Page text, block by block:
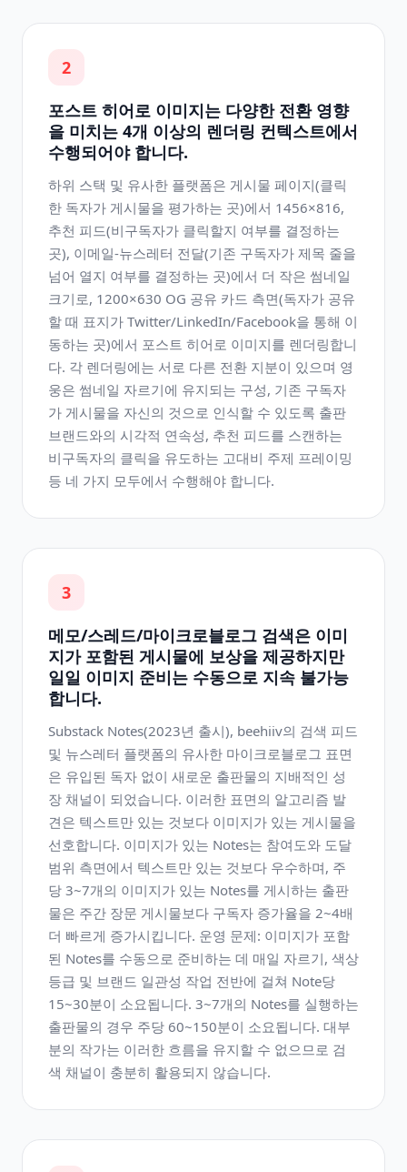
2
포스트 히어로 이미지는 다양한 전환 영향
을 미치는 4개 이상의 렌더링 컨텍스트에서
수행되어야 합니다.
하위 스택 및 유사한 플랫폼은 게시물 페이지(클릭
한 독자가 게시물을 평가하는 곳)에서 1456×816,
추천 피드(비구독자가 클릭할지 여부를 결정하는
곳), 이메일-뉴스레터 전달(기존 구독자가 제목 줄을
넘어 열지 여부를 결정하는 곳)에서 더 작은 썸네일
크기로, 1200×630 OG 공유 카드 측면(독자가 공유
할 때 표지가 Twitter/LinkedIn/Facebook을 통해 이
동하는 곳)에서 포스트 히어로 이미지를 렌더링합니
다. 각 렌더링에는 서로 다른 전환 지분이 있으며 영
웅은 썸네일 자르기에 유지되는 구성, 기존 구독자
가 게시물을 자신의 것으로 인식할 수 있도록 출판
브랜드와의 시각적 연속성, 추천 피드를 스캔하는
비구독자의 클릭을 유도하는 고대비 주제 프레이밍
등 네 가지 모두에서 수행해야 합니다.
3
메모/스레드/마이크로블로그 검색은 이미
지가 포함된 게시물에 보상을 제공하지만
일일 이미지 준비는 수동으로 지속 불가능
합니다.
Substack Notes(2023년 출시), beehiiv의 검색 피드
및 뉴스레터 플랫폼의 유사한 마이크로블로그 표면
은 유입된 독자 없이 새로운 출판물의 지배적인 성
장 채널이 되었습니다. 이러한 표면의 알고리즘 발
견은 텍스트만 있는 것보다 이미지가 있는 게시물을
선호합니다. 이미지가 있는 Notes는 참여도와 도달
범위 측면에서 텍스트만 있는 것보다 우수하며, 주
당 3~7개의 이미지가 있는 Notes를 게시하는 출판
물은 주간 장문 게시물보다 구독자 증가율을 2~4배
더 빠르게 증가시킵니다. 운영 문제: 이미지가 포함
된 Notes를 수동으로 준비하는 데 매일 자르기, 색상
등급 및 브랜드 일관성 작업 전반에 걸쳐 Note당
15~30분이 소요됩니다. 3~7개의 Notes를 실행하는
출판물의 경우 주당 60~150분이 소요됩니다. 대부
분의 작가는 이러한 흐름을 유지할 수 없으므로 검
색 채널이 충분히 활용되지 않습니다.